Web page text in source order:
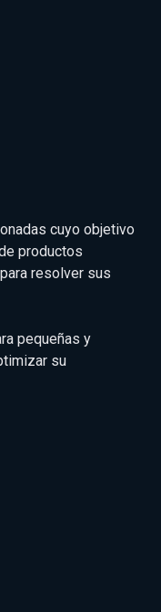
cuyo objetivo
productos
resolver sus
pequeñas y
su